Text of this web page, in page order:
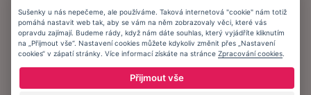
Zůstaňte s námi v kontaktu.
Sušenky u nás nepečeme, ale používáme. Taková internetová "cookie" nám totiž
pomáhá nastavit web tak, aby se vám na něm zobrazovaly věci, které vás
opravdu zajímají. Budeme rády, když nám dáte souhlas, který vyjádříte kliknutím
na „Přijmout vše“. Nastavení cookies můžete kdykoliv změnit přes „Nastavení
cookies“ v zápatí stránky. Více informací získáte na stránce Zpracování cookies
Přijmout vše